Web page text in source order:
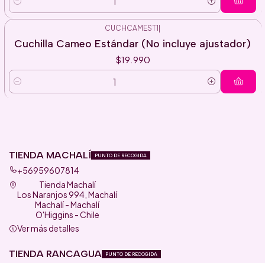
Cantidad
CUCHCAMEST1|
Cuchilla Cameo Estándar (No incluye ajustador)
$19.990
Cantidad
TIENDA MACHALÍ PUNTO DE RECOGIDA
+56959607814
Tienda Machalí
Los Naranjos 994, Machalí
Machalí - Machalí
O'Higgins - Chile
Ver más detalles
TIENDA RANCAGUA PUNTO DE RECOGIDA